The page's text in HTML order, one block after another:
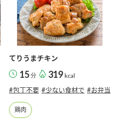
てりうまチキン
15分 319 kcal
#包丁不要 #少ない食材で #お弁当
鶏肉